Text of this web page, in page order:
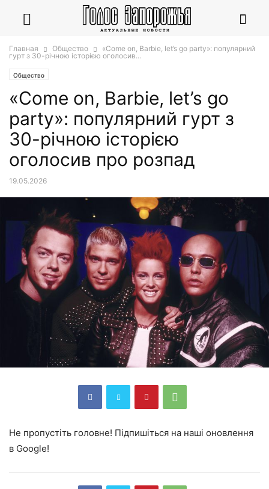
Главная Общество
«Come on, Barbie, let’s go party»: популярний
гурт з 30-річною історією оголосив...
Общество
«Come on, Barbie, let’s go
party»: популярний гурт з
30-річною історією
оголосив про розпад
19.05.2026
Не пропустіть головне! Підпишіться на наші оновлення
в Google!